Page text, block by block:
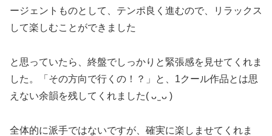
ージェントものとして、テンポ良く進むので、リラックス
して楽しむことができました
と思っていたら、終盤でしっかりと緊張感を見せてくれま
した。「その方向で行くの！？」と、1クール作品とは思
えない余韻を残してくれました( ᴗ ̫ ᴗ )
全体的に派手ではないですが、確実に楽しませてくれま